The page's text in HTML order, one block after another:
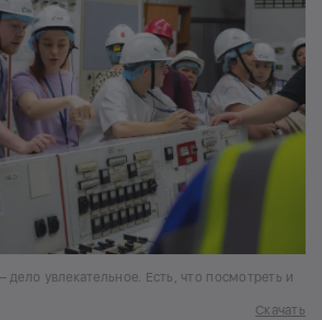
увлекательное. Есть, что посмотреть и
Скачать